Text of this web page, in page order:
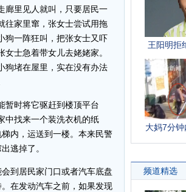
廊里见人就叫，只要居民一
往家里窜，张女士尝试用拖
狗一阵狂叫，把张女士又吓
女士急着带女儿去姥姥家。
狗堵在屋里，实在没有办法
时将它驱赶到楼顶平台
中找来一个装洗衣机的纸
内，运送到一楼。本来民警
逃掉了。
到居民家门口或者汽车底盘
在发动汽车之前，如果发现